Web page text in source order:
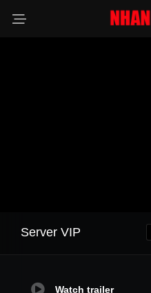
Server VIP
Watch trailer